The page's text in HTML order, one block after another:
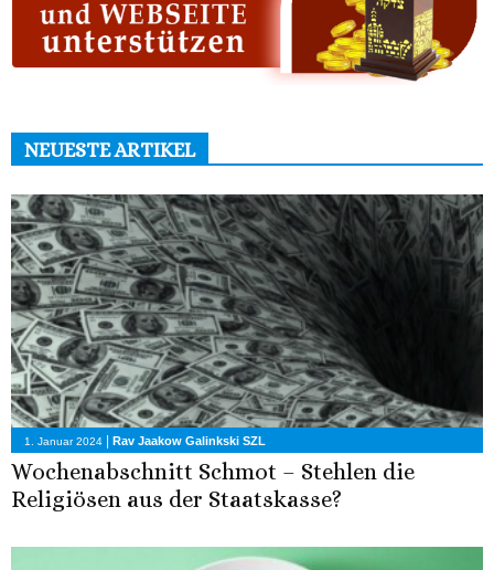
NEUESTE ARTIKEL
1. Januar 2024 Rav Jaakow Galinkski SZL
Wochenabschnitt Schmot – Stehlen die
Religiösen aus der Staatskasse?